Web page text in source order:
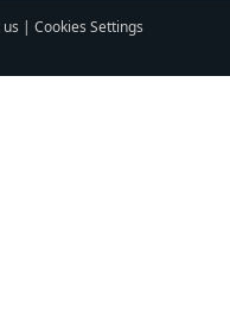
| Cookies Settings